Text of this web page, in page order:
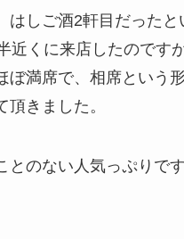
はしご酒2軒目だったと
近くに来店したのです
ぼ満席で、相席という
頂きました。
とのない人気っぷりです